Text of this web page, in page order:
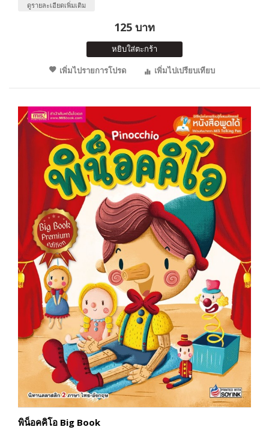
ดูรายละเอียดเพิ่มเติม
125 บาท
หยิบใส่ตะกร้า
เพิ่มไปรายการโปรด
เพิ่มไปเปรียบเทียบ
พิน็อคคิโอ Big Book